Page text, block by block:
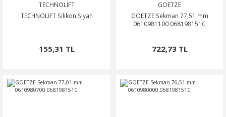
TECHNOLİFT
TECHNOLİFT Silikon Siyah
155,31 TL
GOETZE
GOETZE Sekman 77,51 mm
0610981100 068198151C
722,73 TL